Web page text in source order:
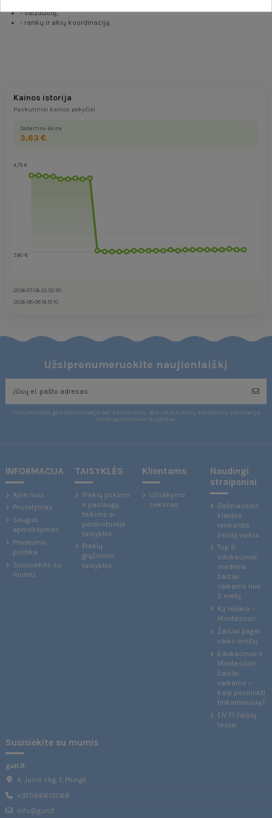
- vaizduotę,
- rankų ir akių koordinaciją.
Kainos istorija
Paskutiniai kainos pokyčiai
Dabartinė kaina
3,63 €
4,79 €
3,60 €
2026-07-06 22:52:50
2026-08-08 16:51:10
Užsiprenumeruokite naujienlaiškį
Prenumeratos galėsite atsisakyti bet kuriuo metu. Tam tikslui mūsų kontaktinę informaciją
rasite parduotuvės taisyklėse.
INFORMACIJA
Apie mus
Pristatymas
Saugus
apmokėjimas
Privatumo
politika
Susisiekite su
mumis
TAISYKLĖS
Prekių pirkimo
ir paslaugų
teikimo e-
parduotuvėje
taisyklės
Prekių
grąžinimo
taisyklės
Klientams
Užsakymo
sekimas
Naudingi
straipsniai
Dažniausios
klaidos
renkantis
žaislą vaikui
Top 9
edukaciniai
mediniai
žaislai
vaikams nuo
2 metų
Ką reiškia -
Montessori
Žaislai pagal
vaiko amžių
Edukaciniai ir
Montessori
žaislai
vaikams –
kaip pasirinkti
tinkamiausią?
EN 71 žaislų
testai
Susisiekite su mumis
guri.lt
A. Jucio skg. 1, Plungė
+37066613068
info@guri.lt